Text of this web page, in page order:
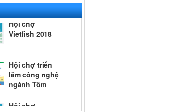
Hội chợ triển
Hội chợ
Vietfish 2018